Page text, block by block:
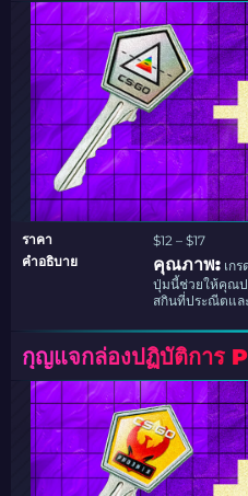
ราคา
$12 – $17
คำอธิบาย
คุณภาพ: เก
ปุ่มนี้ช่วยให้คุณป
สกินที่ประณีตแล
กุญแจกล่องปฏิบัติการ